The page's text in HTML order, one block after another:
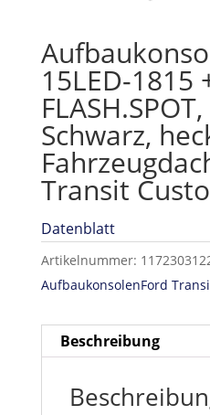
15LED-1815
Schwarz,
Transit
Datenblatt
Artikelnummer:
AufbaukonsolenFord
Beschreibung